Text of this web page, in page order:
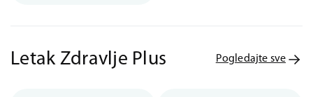
Letak Zdravlje Plus Pogledajte sve